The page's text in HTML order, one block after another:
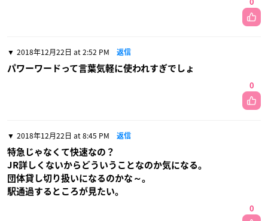
0
2018年12月22日 at 2:52 PM 返信
パワーワードって言葉気軽に使われすぎでしょ
0
2018年12月22日 at 8:45 PM 返信
特急じゃなくて快速なの？
JR詳しくないからどういうことなのか気になる。
団体貸し切り扱いになるのかな～。
駅通過するところが見たい。
0